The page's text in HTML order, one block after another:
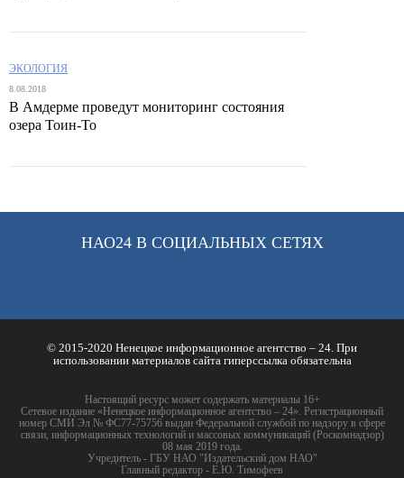
ЭКОЛОГИЯ
8.08.2018
В Амдерме проведут мониторинг состояния
озера Тоин-То
НАО24 В СОЦИАЛЬНЫХ СЕТЯХ
© 2015-2020 Ненецкое информационное агентство – 24. При
использовании материалов сайта гиперссылка обязательна
Настоящий ресурс может содержать материалы 16+
Сетевое издание «Ненецкое информационное агентство – 24». Регистрационный
номер СМИ Эл № ФС77-75756 выдан Федеральной службой по надзору в сфере
связи, информационных технологий и массовых коммуникаций (Роскомнадзор)
08 мая 2019 года.
Учредитель - ГБУ НАО "Издательский дом НАО"
Главный редактор - Е.Ю. Тимофеев